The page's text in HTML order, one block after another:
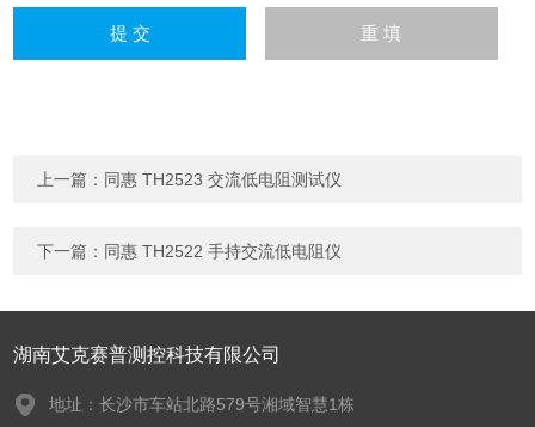
上一篇： 同惠 TH2523 交流低电阻测试仪
下一篇： 同惠 TH2522 手持交流低电阻仪
湖南艾克赛普测控科技有限公司
地址：长沙市车站北路579号湘域智慧1栋